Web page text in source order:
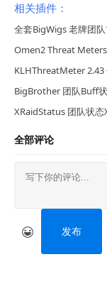
相关插件：
全套BigWigs 老牌团
Omen2 Threat
KLHThreatMeter 2.43
BigBrother 团队Buff
XRaidStatus 团队状态
全部评论
发布